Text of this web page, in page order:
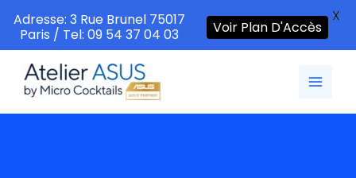
contenu
Adresse: 3 Rue Brunel 75017
Paris / Tel: 09 54 37 04 03
Voir Plan D'Accès
X